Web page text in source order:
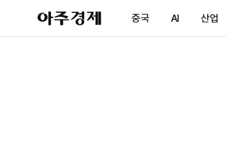
아
주
제
중국 AI 산업